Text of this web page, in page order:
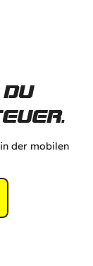
der mobilen